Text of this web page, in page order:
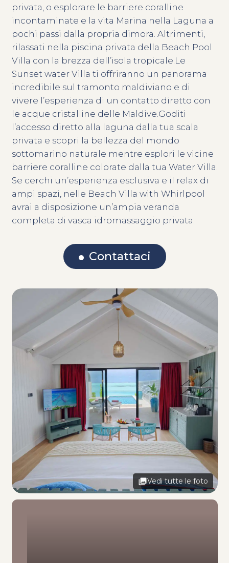
privata, o esplorare le barriere coralline
incontaminate e la vita Marina nella Laguna a
pochi passi dalla propria dimora. Altrimenti,
rilassati nella piscina privata della Beach Pool
Villa con la brezza dell’isola tropicale.Le
Sunset water Villa ti offriranno un panorama
incredibile sul tramonto maldiviano e di
vivere l’esperienza di un contatto diretto con
le acque cristalline delle Maldive.Goditi
l’accesso diretto alla laguna dalla tua scala
privata e scopri la bellezza del mondo
sottomarino naturale mentre esplori le vicine
barriere coralline colorate dalla tua Water Villa.
Se cerchi un’esperienza esclusiva e il relax di
ampi spazi, nelle Beach Villa with Whirlpool
avrai a disposizione un’ampia veranda
completa di vasca idromassaggio privata.
Contattaci
Vedi tutte le foto